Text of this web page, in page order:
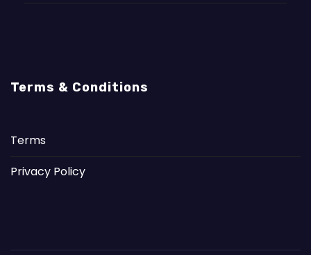
Terms & Conditions
Terms
Privacy Policy